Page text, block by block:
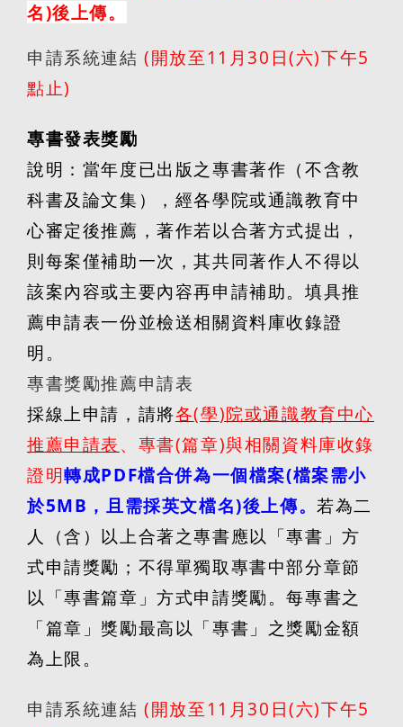
名)後上傳。
申請系統連結 (開放至 11 月30 日(六)下午5
點止)
專書發表獎勵
說明：當年度已出版之專書著作（不含教
科書及論文集），經各學院或通識教育中
心審定後推薦，著作若以合著方式提出，
則每案僅補助一次，其共同著作人不得以
該案內容或主要內容再申請補助。填具推
薦申請表一份並檢送相關資料庫收錄證
明。
專書獎勵推薦申請表
採線上申請，請將各(學)院或通識教育中心
推薦申請表 、專書(篇章)與相關資料庫收錄
證明轉成PDF檔合併為一個檔案(檔案需小
於5MB ，且需採英文檔名)後上傳。若為二
人（含）以上合著之專書應以「專書」方
式申請獎勵；不得單獨取專書中部分章節
以「專書篇章」方式申請獎勵。每專書之
「篇章」獎勵最高以「專書」之獎勵金額
為上限。
申請系統連結 (開放至 11 月30 日(六)下午5